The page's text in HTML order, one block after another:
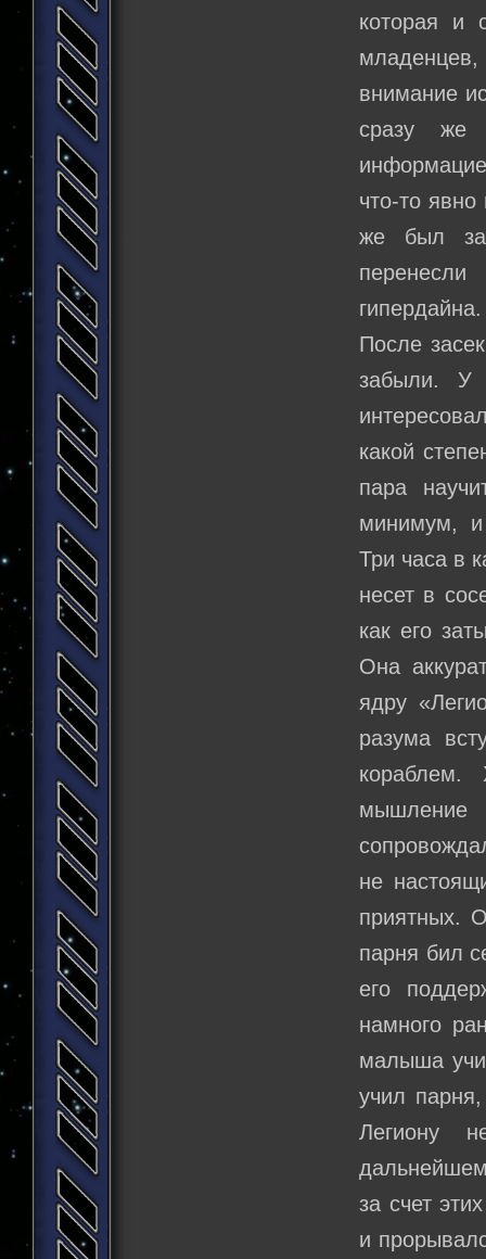
которая и
внимание
сразу же
что-то
же был
гипердайна.
После
забыли. У
какой
пара
минимум, и
Три часа в
несет в
как его
Она
ядру
разума
кораблем.
мышление
не
приятных.
парня бил
его
намного
малыша
учил
Легиону
за счет
и